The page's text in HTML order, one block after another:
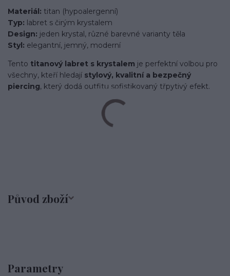
Materiál: titan (hypoalergenní)
Typ: labret s čirým krystalem
Design: jeden krystal, různé barevné varianty těla
Styl: elegantní, jemný, moderní
Tento titanový labret s krystalem je perfektní volbou pro
všechny, kteří hledají stylový, kvalitní a bezpečný
piercing, který dodá outfitu sofistikovaný třpytivý efekt.
Labret/labretka/flat back piercing/stříbrný/Do ucha/lobe/ušní
lalůček/helix/tragus/conch/forward helix/flat/do nosu/nostril/do rtů/lower
labret/madonna/angel bites/snake bites/spider of viper
Původ zboží
Parametry